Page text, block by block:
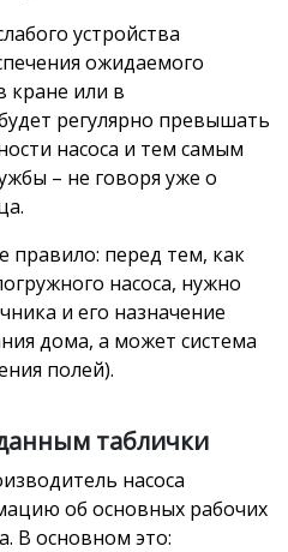
устройства
ожидаемого
кране или в
регулярно превышать
насоса и тем самым
– не говоря уже о
правило: перед тем, как
насоса, нужно
и его назначение
дома, а может система
полей).
таблички
насоса
об основных рабочих
В основном это: